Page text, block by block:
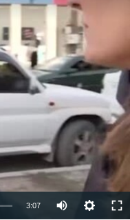
3:07